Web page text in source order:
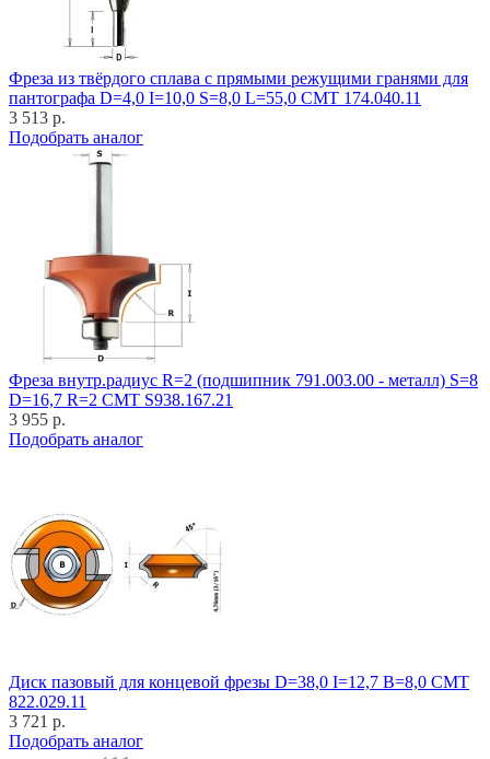
Фреза из твёрдого сплава с прямыми режущими гранями для
пантографа D=4,0 I=10,0 S=8,0 L=55,0 CMT 174.040.11
3 513 р.
Подобрать аналог
Фреза внутр.радиус R=2 (подшипник 791.003.00 - металл) S=8
D=16,7 R=2 CMT S938.167.21
3 955 р.
Подобрать аналог
Диск пазовый для концевой фрезы D=38,0 I=12,7 B=8,0 CMT
822.029.11
3 721 р.
Подобрать аналог